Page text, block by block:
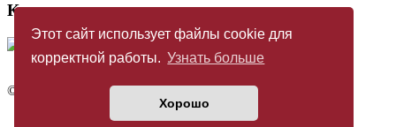
Этот сайт использует файлы cookie для
корректной работы. Узнать больше
Хорошо
Купить журнал
© Издательство «Новый Акрополь»2005 — 2026
Политика конфиденциальности